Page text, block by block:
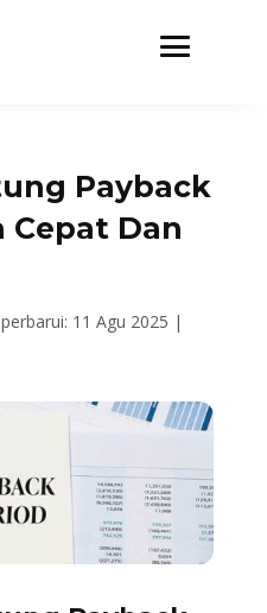
Payback
Cepat Dan
11 Agu 2025 |